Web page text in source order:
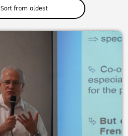
Sort from oldest